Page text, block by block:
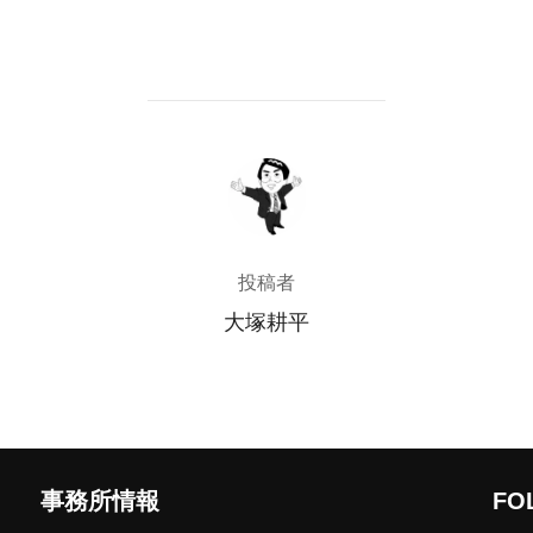
投稿者
投稿者
大塚耕平
事務所情報